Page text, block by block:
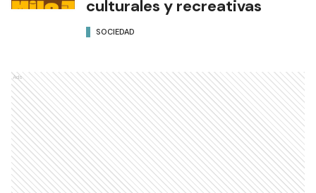
Agosto llega a Formosa con
actividades turísticas,
culturales y recreativas
SOCIEDAD
Ads